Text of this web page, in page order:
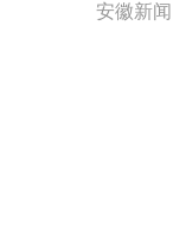
安徽新闻